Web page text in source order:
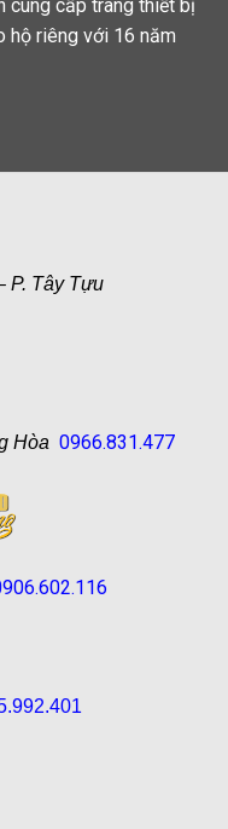
cung cấp trang thiết bị
hộ riêng với 16 năm
P. Tây Tựu
Hòa 0966.831.477